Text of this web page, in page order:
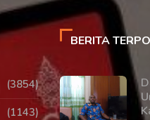
(3854)
(1143)
BERITA